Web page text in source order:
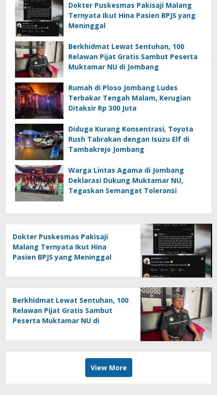
Dokter Puskesmas Pakisaji Malang
Ternyata Ikut Hina Pasien BPJS yang
Meninggal
Berkhidmat Lewat Sentuhan, 100
Relawan Pijat Gratis Sambut Peserta
Muktamar NU di Jombang
Rumah di Ploso Jombang Ludes
Terbakar Tengah Malam, Kerugian
Ditaksir Rp 300 Juta
Diduga Kurang Konsentrasi, Toyota
Rush Tabrakan dengan Isuzu Elf di
Tambakrejo Jombang
Warga Lintas Agama di Jombang
Deklarasi Dukung Muktamar NU,
Tegaskan Semangat Toleransi
Dokter Puskesmas Pakisaji
Malang Ternyata Ikut Hina
Pasien BPJS yang Meninggal
Berkhidmat Lewat Sentuhan, 100
Relawan Pijat Gratis Sambut
Peserta Muktamar NU di
View More